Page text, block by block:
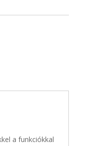
a funkciókkal